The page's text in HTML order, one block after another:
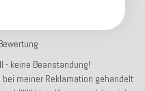
- keine Beanstandung!
meiner Reklamation gehandelt